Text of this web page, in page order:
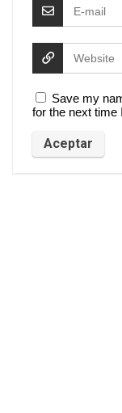
Save my
for the next time